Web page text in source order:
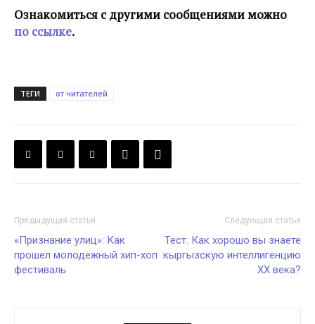
Ознакомиться с другими сообщениями можно
по ссылке.
ТЕГИ от читателей
Предыдущая статья
«Признание улиц»: Как
прошел молодежный хип-хоп
фестиваль
Следующая статья
Тест. Как хорошо вы знаете
кыргызскую интеллигенцию
XX века?